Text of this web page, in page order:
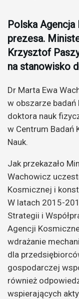
Polska
prezesa.
Krzysztof
na stanowisko
Dr Marta Ewa
w obszarze badań
doktora nauk
w Centrum Badań
Nauk.
Jak przekazało
Wachowicz
Kosmicznej i
W latach 2015-
Strategii i
Agencji
wdrażanie
dla
gospodarczej
również
wspierających